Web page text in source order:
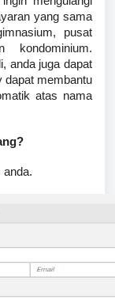
yang sama
pusat
kondominium.
anda juga dapat
dapat membantu
atas nama
anda.